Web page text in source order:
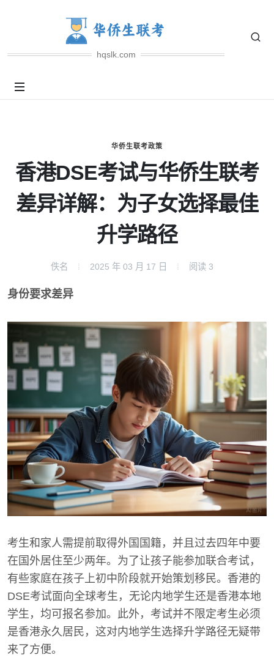
hqslk.com
华侨生联考政策
香港DSE考试与华侨生联考
差异详解：为子女选择最佳
升学路径
佚名 2025 年 03 月 17 日 阅读 3
身份要求差异
考生和家人需提前取得外国国籍，并且过去四年中要
在国外居住至少两年。为了让孩子能参加联合考试，
有些家庭在孩子上初中阶段就开始策划移民。香港的
DSE考试面向全球考生，无论内地学生还是香港本地
学生，均可报名参加。此外，考试并不限定考生必须
是香港永久居民，这对内地学生选择升学路径无疑带
来了方便。